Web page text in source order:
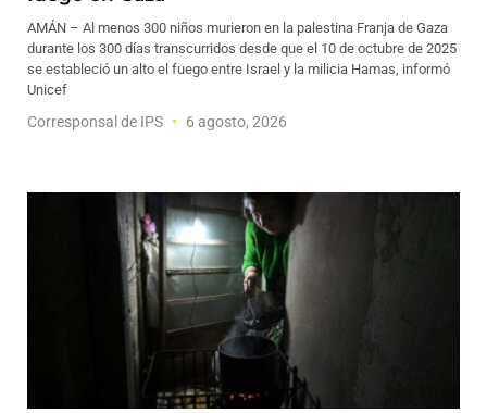
AMÁN – Al menos 300 niños murieron en la palestina Franja de Gaza
durante los 300 días transcurridos desde que el 10 de octubre de 2025
se estableció un alto el fuego entre Israel y la milicia Hamas, informó
Unicef
Corresponsal de IPS 6 agosto, 2026